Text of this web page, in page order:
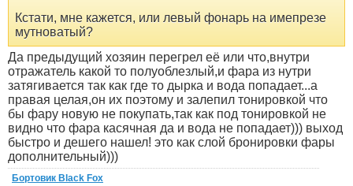
Кстати, мне кажется, или левый фонарь на имепрезе
мутноватый?
Да предыдущий хозяин перегрел её или что,внутри
отражатель какой то полуоблезлый,и фара из нутри
затягивается так как где то дырка и вода попадает...а
правая целая,он их поэтому и залепил тонировкой что
бы фару новую не покупать,так как под тонировкой не
видно что фара касячная да и вода не попадает))) выход
быстро и дешего нашел! это как слой бронировки фары
дополнительный)))
Бортовик Black Fox